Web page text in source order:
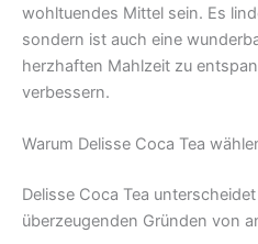
wohltuendes Mittel sein. Es
sondern ist auch eine
herzhaften Mahlzeit zu
verbessern.
Warum Delisse Coca Tea
Delisse Coca Tea
überzeugenden Gründen von